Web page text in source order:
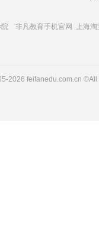
非凡教育手机官网
上海
2026 feifanedu.com.cn